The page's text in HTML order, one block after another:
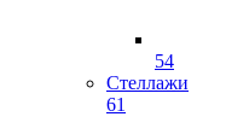
54
Стеллажи
61